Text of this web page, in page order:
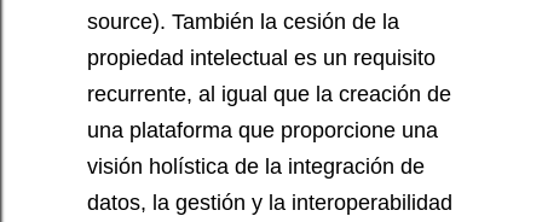
source). También la cesión de la
propiedad intelectual es un requisito
recurrente, al igual que la creación de
una plataforma que proporcione una
visión holística de la integración de
datos, la gestión y la interoperabilidad